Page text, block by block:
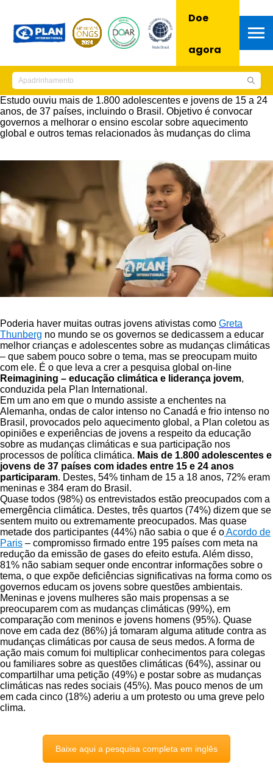
Doe
agora
Estudo ouviu mais de 1.800 adolescentes e jovens de 15 a 24
anos, de 37 países, incluindo o Brasil. Objetivo é convocar
governos a melhorar o ensino escolar sobre aquecimento
global e outros temas relacionados às mudanças do clima
Poderia haver muitas outras jovens ativistas como Greta
Thunberg no mundo se os governos se dedicassem a educar
melhor crianças e adolescentes sobre as mudanças climáticas
– que sabem pouco sobre o tema, mas se preocupam muito
com ele. É o que leva a crer a pesquisa global on-line
Reimagining – educação climática e liderança jovem,
conduzida pela Plan International.
Em um ano em que o mundo assiste a enchentes na
Alemanha, ondas de calor intenso no Canadá e frio intenso no
Brasil, provocados pelo aquecimento global, a Plan coletou as
opiniões e experiências de jovens a respeito da educação
sobre as mudanças climáticas e sua participação nos
processos de política climática. Mais de 1.800 adolescentes e
jovens de 37 países com idades entre 15 e 24 anos
participaram. Destes, 54% tinham de 15 a 18 anos, 72% eram
meninas e 384 eram do Brasil.
Quase todos (98%) os entrevistados estão preocupados com a
emergência climática. Destes, três quartos (74%) dizem que se
sentem muito ou extremamente preocupados. Mas quase
metade dos participantes (44%) não sabia o que é oAcordo de
Paris – compromisso firmado entre 195 países com meta na
redução da emissão de gases do efeito estufa. Além disso,
81% não sabiam sequer onde encontrar informações sobre o
tema, o que expõe deficiências significativas na forma como os
governos educam os jovens sobre questões ambientais.
Meninas e jovens mulheres são mais propensas a se
preocuparem com as mudanças climáticas (99%), em
comparação com meninos e jovens homens (95%). Quase
nove em cada dez (86%) já tomaram alguma atitude contra as
mudanças climáticas por causa de seus medos. A forma de
ação mais comum foi multiplicar conhecimentos para colegas
ou familiares sobre as questões climáticas (64%), assinar ou
compartilhar uma petição (49%) e postar sobre as mudanças
climáticas nas redes sociais (45%). Mas pouco menos de um
em cada cinco (18%) aderiu a um protesto ou uma greve pelo
clima.
Baixe aqui a pesquisa completa em inglês